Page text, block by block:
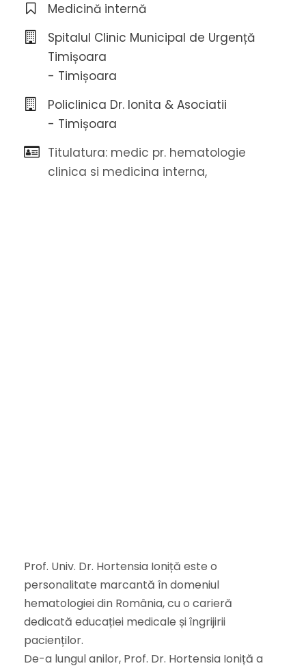
Medicină internă
Spitalul Clinic Municipal de Urgență
Timișoara
- Timișoara
Policlinica Dr. Ionita & Asociatii
- Timișoara
Titulatura: medic pr. hematologie
clinica si medicina interna,
Prof. Univ. Dr. Hortensia Ioniță este o
personalitate marcantă în domeniul
hematologiei din România, cu o carieră
dedicată educației medicale și îngrijirii
pacienților.
De-a lungul anilor, Prof. Dr. Hortensia Ioniță a